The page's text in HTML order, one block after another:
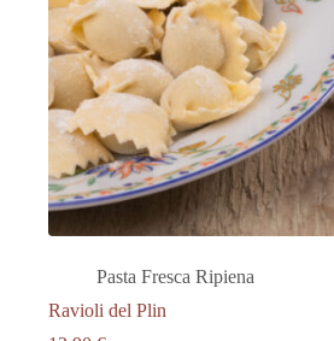
Pasta Fresca Ripiena
Ravioli del Plin